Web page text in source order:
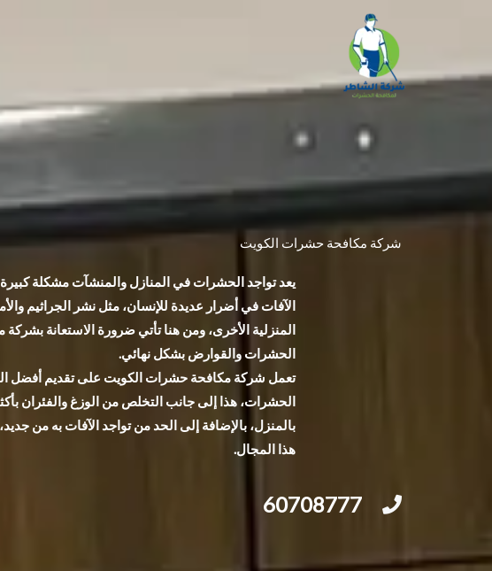
شركة مكافحة حشرات الكويت
يعد تواجد الحشرات في المنازل والمنشآت مشكلة
الآفات في أضرار عديدة للإنسان، مثل نشر الجراثيم
المنزلية الأخرى، ومن هنا تأتي ضرورة الاستعانة
الحشرات والقوارض بشكل نهائي.
تعمل شركة مكافحة حشرات الكويت على تقديم أفضل
الحشرات، هذا إلى جانب التخلص من الوزغ والفئران
بالمنزل، بالإضافة إلى الحد من تواجد الآفات به من
هذا المجال.
60708777